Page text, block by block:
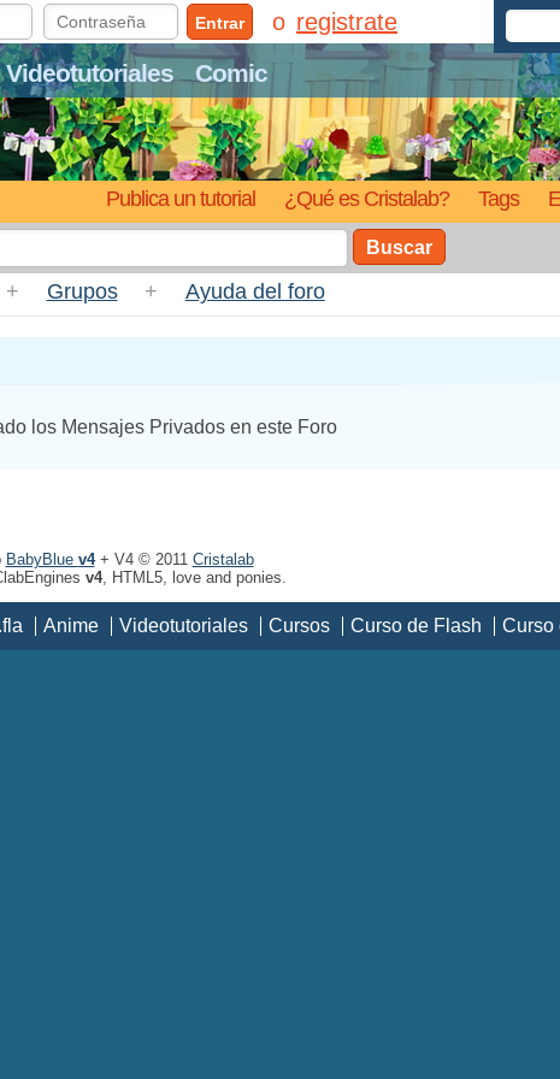
Videotutoriales Comic
Publica un tutorial ¿Qué es Cristalab? Tags
Entrar registrate
Buscar
+ Grupos + Ayuda del foro
los Mensajes Privados en este Foro
BabyBlue v4+ V4 © 2011 Cristalab
v4, HTML5, love and ponies.
Anime Videotutoriales Cursos Curso de Flash Curso